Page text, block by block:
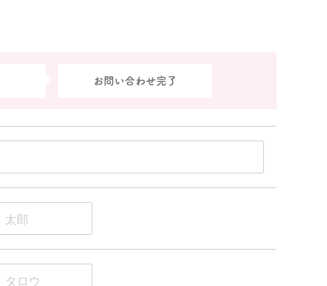
お問い合わせ完了